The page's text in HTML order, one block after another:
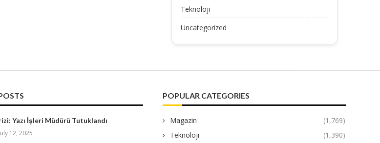
Teknoloji
Uncategorized
Yazı İşleri Müdürü Tutuklandı
12, 2025
POPULAR CATEGORIES
Magazin
(1,769)
Teknoloji
(1,390)